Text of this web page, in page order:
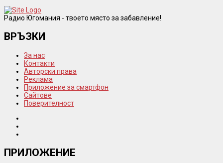
Радио Югомания - твоето място за забавление!
ВРЪЗКИ
За нас
Контакти
Авторски права
Реклама
Приложение за смартфон
Сайтове
Поверителност
ПРИЛОЖЕНИЕ